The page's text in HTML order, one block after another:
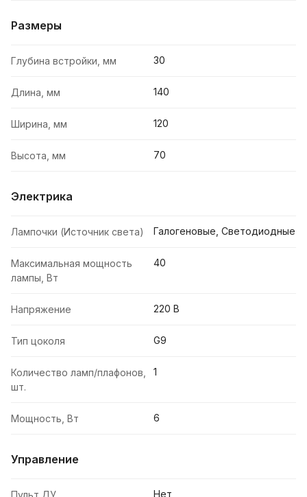
Размеры
Глубина встройки, мм 30
Длина, мм 140
Ширина, мм 120
Высота, мм 70
Электрика
Лампочки (Источник света) Галогеновые, Светодиодные
Максимальная мощность
лампы, Вт
40
Напряжение 220 В
Тип цоколя G9
Количество ламп/плафонов,
шт.
1
Мощность, Вт 6
Управление
Нет